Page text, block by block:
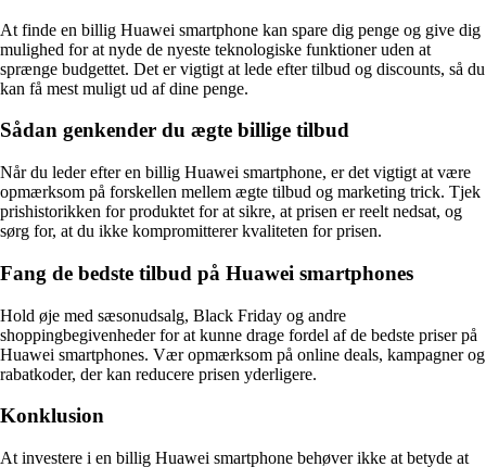
At finde en billig Huawei smartphone kan spare dig penge og give dig
mulighed for at nyde de nyeste teknologiske funktioner uden at
sprænge budgettet. Det er vigtigt at lede efter tilbud og discounts, så du
kan få mest muligt ud af dine penge.
Sådan genkender du ægte billige tilbud
Når du leder efter en billig Huawei smartphone, er det vigtigt at være
opmærksom på forskellen mellem ægte tilbud og marketing trick. Tjek
prishistorikken for produktet for at sikre, at prisen er reelt nedsat, og
sørg for, at du ikke kompromitterer kvaliteten for prisen.
Fang de bedste tilbud på Huawei smartphones
Hold øje med sæsonudsalg, Black Friday og andre
shoppingbegivenheder for at kunne drage fordel af de bedste priser på
Huawei smartphones. Vær opmærksom på online deals, kampagner og
rabatkoder, der kan reducere prisen yderligere.
Konklusion
At investere i en billig Huawei smartphone behøver ikke at betyde at